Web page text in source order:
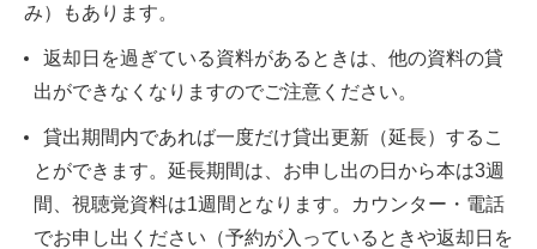
み）もあります。
返却日を過ぎている資料があるときは、他の資料の貸
出ができなくなりますのでご注意ください。
貸出期間内であれば一度だけ貸出更新（延長）するこ
とができます。延長期間は、お申し出の日から本は3週
間、視聴覚資料は1週間となります。カウンター・電話
でお申し出ください（予約が入っているときや返却日を